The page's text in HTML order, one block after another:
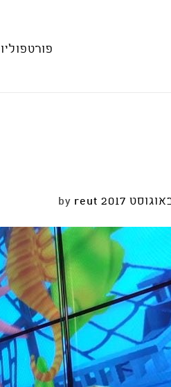
פורטפוליו
reut